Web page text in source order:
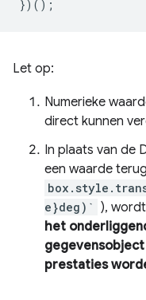
})();
Let op:
Numerieke
direct kunnen
In plaats van de
een waarde
e}deg)`
),
het
prestaties